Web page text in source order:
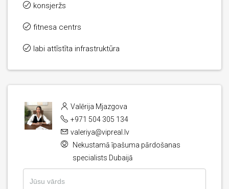
konsjeržs
fitnesa centrs
labi attīstīta infrastruktūra
Valērija Mjazgova
+971 504 305 134
valeriya@vipreal.lv
Nekustamā īpašuma pārdošanas
specialists Dubaijā